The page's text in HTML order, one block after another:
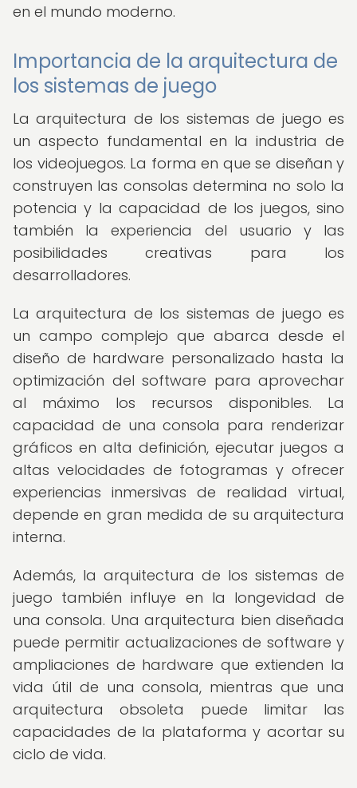
en el mundo moderno.
Importancia de la arquitectura de
los sistemas de juego
La arquitectura de los sistemas de juego es
un aspecto fundamental en la industria de
los videojuegos. La forma en que se diseñan y
construyen las consolas determina no solo la
potencia y la capacidad de los juegos, sino
también la experiencia del usuario y las
posibilidades creativas para los
desarrolladores.
La arquitectura de los sistemas de juego es
un campo complejo que abarca desde el
diseño de hardware personalizado hasta la
optimización del software para aprovechar
al máximo los recursos disponibles. La
capacidad de una consola para renderizar
gráficos en alta definición, ejecutar juegos a
altas velocidades de fotogramas y ofrecer
experiencias inmersivas de realidad virtual,
depende en gran medida de su arquitectura
interna.
Además, la arquitectura de los sistemas de
juego también influye en la longevidad de
una consola. Una arquitectura bien diseñada
puede permitir actualizaciones de software y
ampliaciones de hardware que extienden la
vida útil de una consola, mientras que una
arquitectura obsoleta puede limitar las
capacidades de la plataforma y acortar su
ciclo de vida.